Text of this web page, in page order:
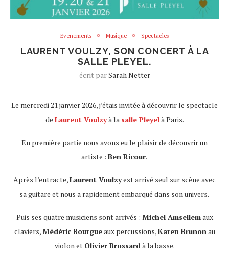
Evenements Musique Spectacles
LAURENT VOULZY, SON CONCERT À LA
SALLE PLEYEL.
écrit parSarah Netter
Le mercredi 21 janvier 2026, j’étais invitée à découvrir le spectacle
de Laurent Voulzyà la salle Pleyelà Paris.
En première partie nous avons eu le plaisir de découvrir un
artiste : Ben Ricour.
Après l’entracte,Laurent Voulzyest arrivé seul sur scène avec
sa guitare et nous a rapidement embarqué dans son univers.
Puis ses quatre musiciens sont arrivés : Michel Amsellemaux
claviers,Médéric Bourgueaux percussions,Karen Brunonau
violon et Olivier Brossardà la basse.